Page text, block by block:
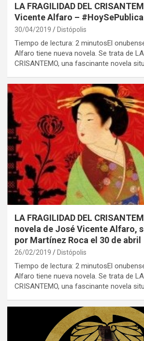
LA FRAGILIDAD DEL
Vicente Alfaro – #HoySePublica
30/04/2019 Distópolis
Tiempo de lectura: 2 minutosEl
Alfaro tiene nueva novela. Se trata de LA
CRISANTEMO, una fascinante novela
LA FRAGILIDAD DEL
novela de José Vicente Alfaro,
por Martínez Roca el 30 de abril
26/02/2019 Distópolis
Tiempo de lectura: 2 minutosEl
Alfaro tiene nueva novela. Se trata de LA
CRISANTEMO, una fascinante novela